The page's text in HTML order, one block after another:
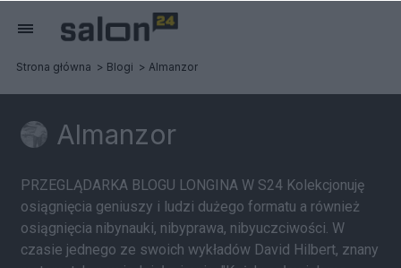
Strona główna Blogi Almanzor
Almanzor
PRZEGLĄDARKA BLOGU LONGINA W S24 Kolekcjonuję
osiągnięcia geniuszy i ludzi dużego formatu a również
osiągnięcia nibynauki, nibyprawa, nibyuczciwości. W
czasie jednego ze swoich wykładów David Hilbert, znany